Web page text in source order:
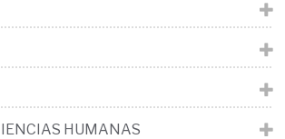
HUMANAS